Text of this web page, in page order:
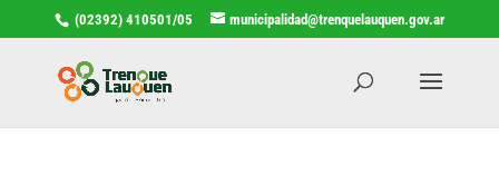
(02392) 410501/05 municipalidad@trenquelauquen.gov.ar